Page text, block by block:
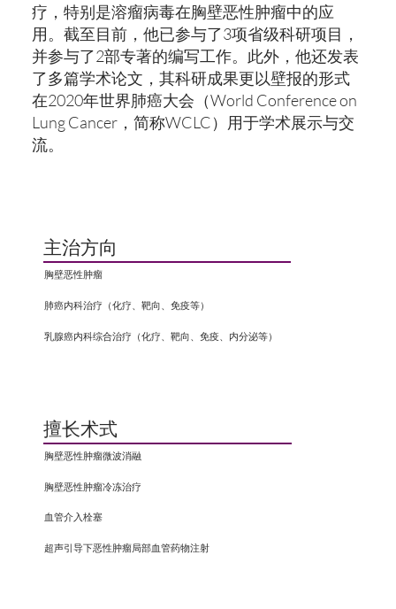
疗，特别是溶瘤病毒在胸壁恶性肿瘤中的应
用。截至目前，他已参与了3项省级科研项目，
并参与了2部专著的编写工作。此外，他还发表
了多篇学术论文，其科研成果更以壁报的形式
在2020年世界肺癌大会（World Conference on
Lung Cancer，简称WCLC）用于学术展示与交
流。
胸壁恶性肿瘤
肺癌内科治疗（化疗、靶向、免疫等）
乳腺癌内科综合治疗（化疗、靶向、免疫、内分泌等）
主治方向
胸壁恶性肿瘤微波消融
胸壁恶性肿瘤冷冻治疗
血管介入栓塞
超声引导下恶性肿瘤局部血管药物注射
擅长术式